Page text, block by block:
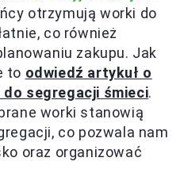
otrzymują worki do
co również
zakupu. Jak
to odwiedź artykuł o
segregacji śmieci.
worki stanowią
co pozwala nam
oraz organizować